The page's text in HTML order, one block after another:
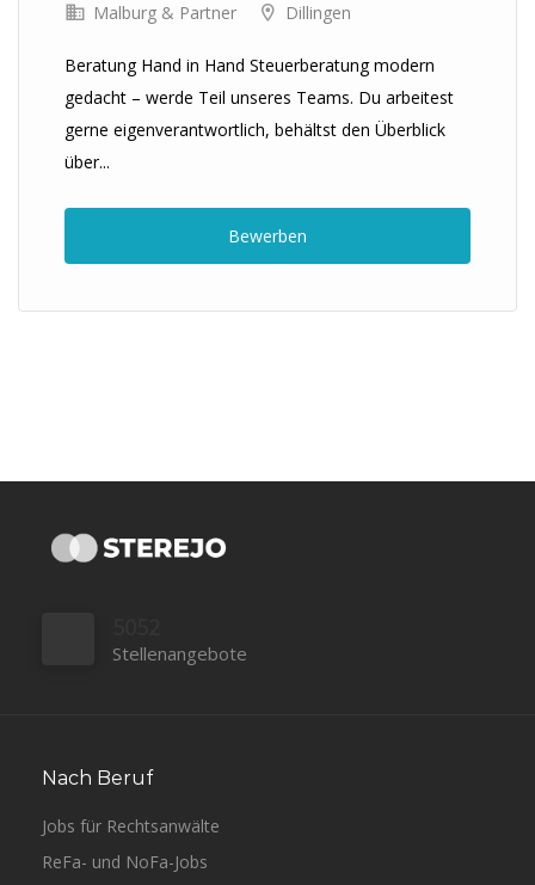
Malburg & Partner Dillingen
Beratung Hand in Hand Steuerberatung modern
gedacht – werde Teil unseres Teams. Du arbeitest
gerne eigenverantwortlich, behältst den Überblick
über...
Bewerben
Stellenangebote
Nach Beruf
Jobs für Rechtsanwälte
ReFa- und NoFa-Jobs